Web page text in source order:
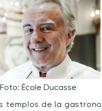
Foto: École Ducasse
templos de la